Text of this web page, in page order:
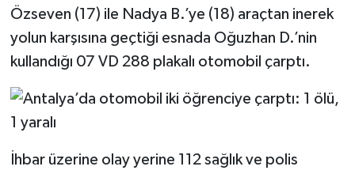
Özseven (17) ile Nadya B.’ye (18) araçtan inerek
yolun karşısına geçtiği esnada Oğuzhan D.’nin
kullandığı 07 VD 288 plakalı otomobil çarptı.
İhbar üzerine olay yerine 112 sağlık ve polis